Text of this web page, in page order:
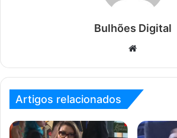
Bulhões Digital
Website
Artigos relacionados